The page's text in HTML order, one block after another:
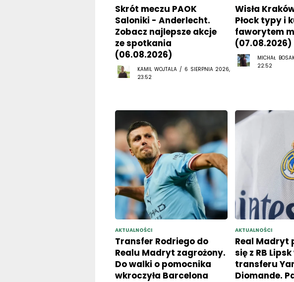
Skrót meczu PAOK
Saloniki - Anderlecht.
Zobacz najlepsze akcje
ze spotkania
(06.08.2026)
KAMIL WOJTALA / 6 SIERPNIA 2026,
23:52
Wisła
Płock typy i
faworytem
(07.08.2026)
MICHAŁ
22:52
AKTUALNOŚCI
Transfer Rodriego do
Realu Madryt zagrożony.
Do walki o pomocnika
wkroczyła Barcelona
AKTUALNOŚCI
Real Madryt
się z RB
transferu
Diomande.